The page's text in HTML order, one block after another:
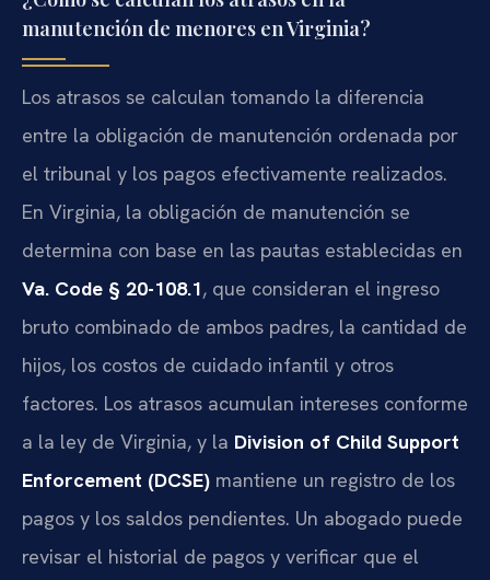
manutención de menores en Virginia?
Los atrasos se calculan tomando la diferencia
entre la obligación de manutención ordenada por
el tribunal y los pagos efectivamente realizados.
En Virginia, la obligación de manutención se
determina con base en las pautas establecidas en
Va. Code § 20-108.1, que consideran el ingreso
bruto combinado de ambos padres, la cantidad de
hijos, los costos de cuidado infantil y otros
factores. Los atrasos acumulan intereses conforme
a la ley de Virginia, y la Division of Child Support
Enforcement (DCSE) mantiene un registro de los
pagos y los saldos pendientes. Un abogado puede
revisar el historial de pagos y verificar que el